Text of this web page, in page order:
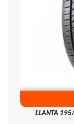
LLANTA